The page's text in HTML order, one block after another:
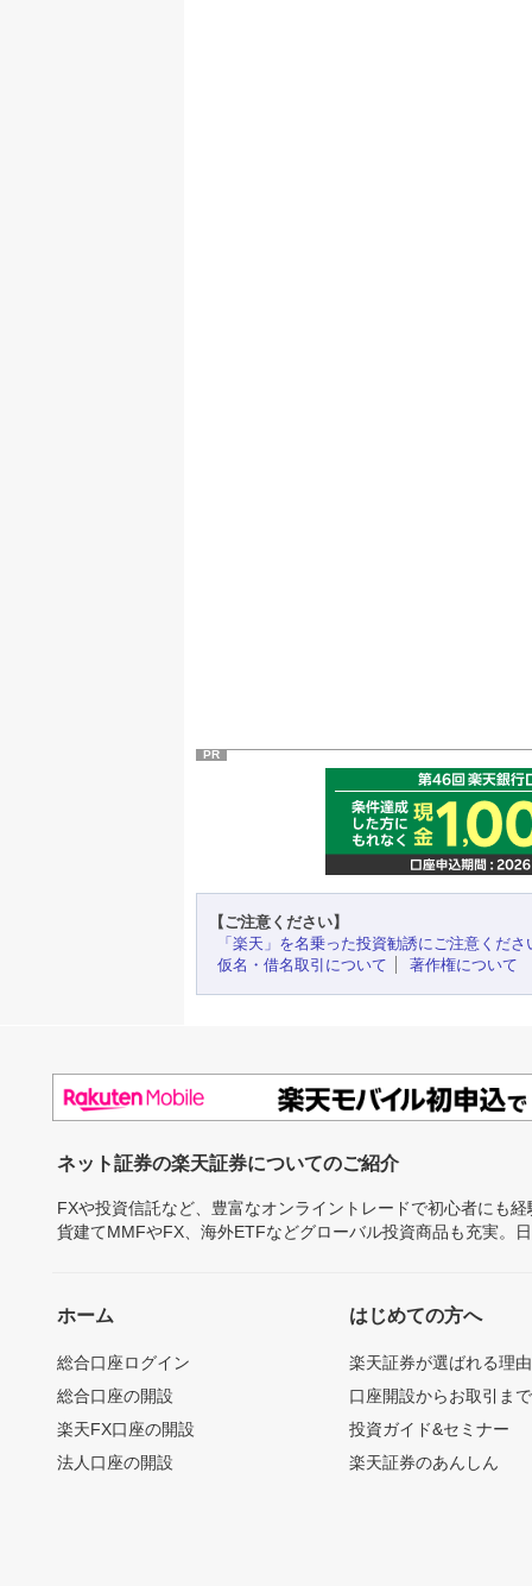
PR
【ご注意ください】
「楽天」を名乗った投資勧誘にご注意くださ
仮名・借名取引について
著作権について
ネット証券の楽天証券についてのご紹介
FXや投資信託など、豊富なオンライントレードで初心者にも
貨建てMMFやFX、海外ETFなどグローバル投資商品も充実。
ホーム
総合口座ログイン
総合口座の開設
楽天FX口座の開設
法人口座の開設
はじめての方へ
楽天証券が選ばれる理由
口座開設からお取引ま
投資ガイド&セミナー
楽天証券のあんしん